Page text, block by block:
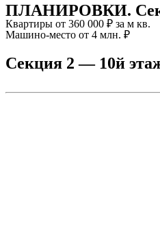
ПЛАНИРОВКИ.
Квартиры от 360 000 ₽ за м кв.
Машино-место от 4 млн. ₽
Секция 2 — 10й